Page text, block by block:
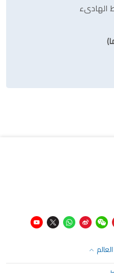
الهادىء